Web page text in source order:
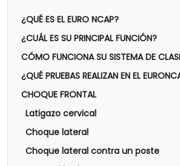
¿QUÉ ES EL EURO NCAP?
¿CUÁL ES SU PRINCIPAL FUNCIÓN?
CÓMO FUNCIONA SU SISTEMA DE
¿QUÉ PRUEBAS REALIZAN EN EL
CHOQUE FRONTAL
Latigazo cervical
Choque lateral
Choque lateral contra un poste